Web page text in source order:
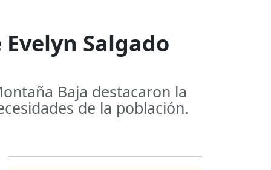
Salgado
Baja destacaron la
de la población.